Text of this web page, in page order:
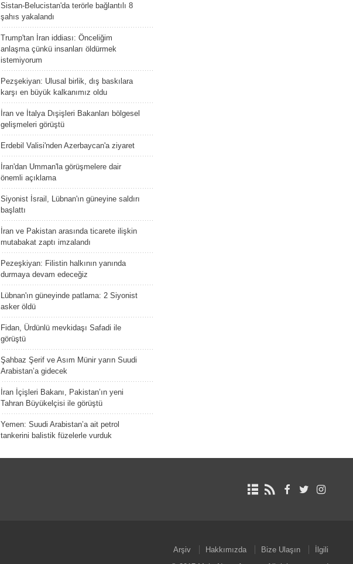
Sistan-Belucistan'da terörle bağlantılı 8
şahıs yakalandı
Trump'tan İran iddiası: Önceliğim
anlaşma çünkü insanları öldürmek
istemiyorum
Pezşekiyan: Ulusal birlik, dış baskılara
karşı en büyük kalkanımız oldu
İran ve İtalya Dışişleri Bakanları bölgesel
gelişmeleri görüştü
Erdebil Valisi'nden Azerbaycan'a ziyaret
İran'dan Umman'la görüşmelere dair
önemli açıklama
Siyonist İsrail, Lübnan'ın güneyine saldırı
başlattı
İran ve Pakistan arasında ticarete ilişkin
mutabakat zaptı imzalandı
Pezeşkiyan: Filistin halkının yanında
durmaya devam edeceğiz
Lübnan'ın güneyinde patlama: 2 Siyonist
asker öldü
Fidan, Ürdünlü mevkidaşı Safadi ile
görüştü
Şahbaz Şerif ve Asım Münir yarın Suudi
Arabistan’a gidecek
İran İçişleri Bakanı, Pakistan’ın yeni
Tahran Büyükelçisi ile görüştü
Yemen: Suudi Arabistan’a ait petrol
tankerini balistik füzelerle vurduk
Arşiv Hakkımızda Bize Ulaşın
İlgili